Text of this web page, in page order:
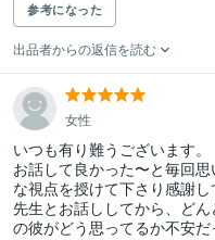
参考になった
出品者からの返信を読む
女性
いつも有り難うございます。
お話して良かった〜と毎回
な視点を授けて下さり感謝し
先生とお話ししてから、ど
の彼がどう思ってるか不安